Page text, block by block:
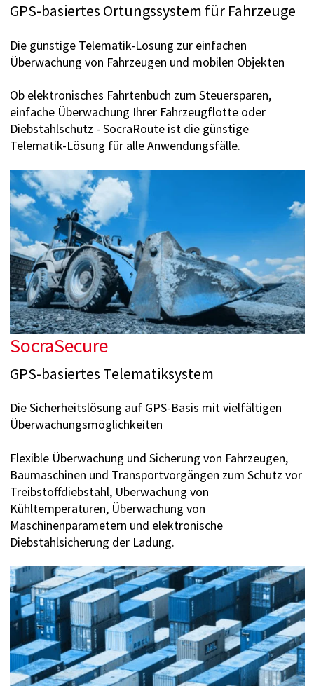
GPS-basiertes Ortungssystem für Fahrzeuge
Die günstige Telematik-Lösung zur einfachen
Überwachung von Fahrzeugen und mobilen Objekten
Ob elektronisches Fahrtenbuch zum Steuersparen,
einfache Überwachung Ihrer Fahrzeugflotte oder
Diebstahlschutz - SocraRoute ist die günstige
Telematik-Lösung für alle Anwendungsfälle.
SocraSecure
GPS-basiertes Telematiksystem
Die Sicherheitslösung auf GPS-Basis mit vielfältigen
Überwachungsmöglichkeiten
Flexible Überwachung und Sicherung von Fahrzeugen,
Baumaschinen und Transportvorgängen zum Schutz vor
Treibstoffdiebstahl, Überwachung von
Kühltemperaturen, Überwachung von
Maschinenparametern und elektronische
Diebstahlsicherung der Ladung.